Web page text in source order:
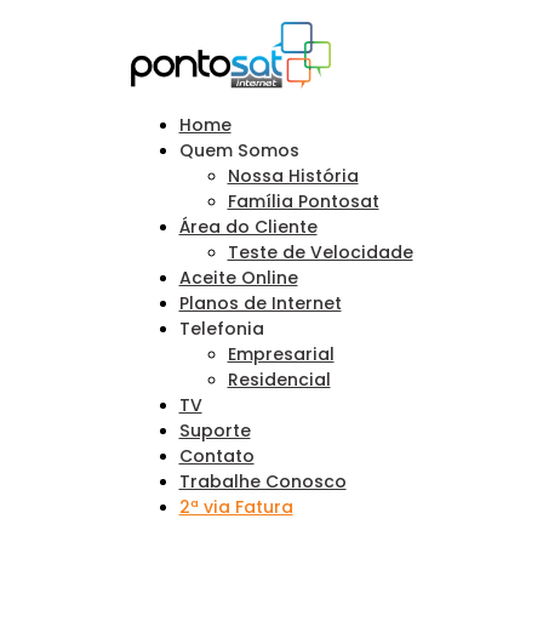
Home
Quem Somos
Nossa História
Família Pontosat
Área do Cliente
Teste de Velocidade
Aceite Online
Planos de Internet
Telefonia
Empresarial
Residencial
TV
Suporte
Contato
Trabalhe Conosco
2ª via Fatura